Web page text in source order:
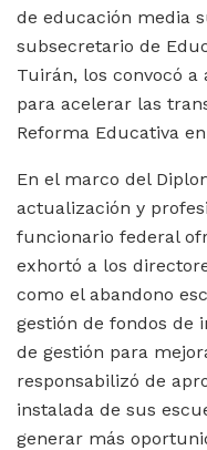
de educación media
subsecretario de
Tuirán, los convocó
para acelerar las
Reforma Educativa
En el marco del
actualización y
funcionario federal
exhortó a los
como el abandono
gestión de fondos de
de gestión para
responsabilizó de
instalada de sus
generar más